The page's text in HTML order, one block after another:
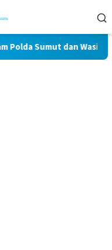
Sumut dan Wasidik